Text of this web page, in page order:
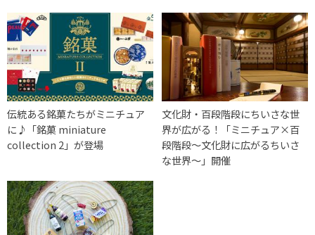
伝統ある銘菓たちがミニチュア
に♪「銘菓 miniature
collection 2」が登場
文化財・百段階段にちいさな世
界が広がる！「ミニチュア×百
段階段～文化財に広がるちいさ
な世界～」開催